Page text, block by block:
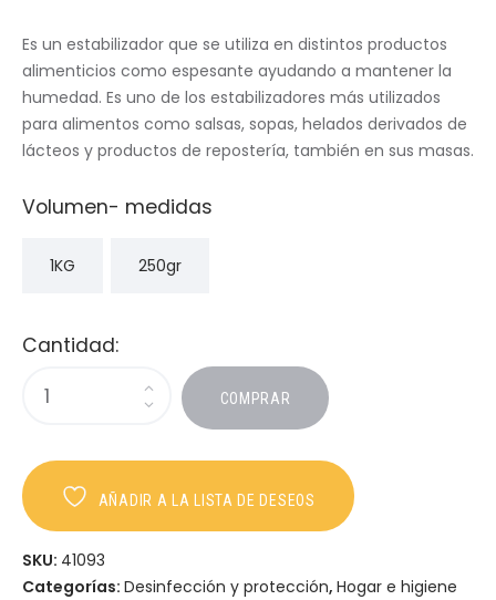
Es un estabilizador que se utiliza en distintos productos
alimenticios como espesante ayudando a mantener la
humedad. Es uno de los estabilizadores más utilizados
para alimentos como salsas, sopas, helados derivados de
lácteos y productos de repostería, también en sus masas.
Volumen- medidas
1KG 250gr
Cantidad:
COMPRAR
AÑADIR A LA LISTA DE DESEOS
SKU: 41093
Categorías: Desinfección y protección, Hogar e higiene